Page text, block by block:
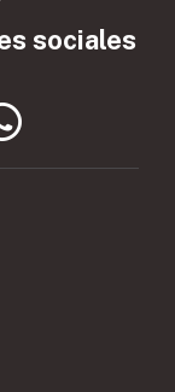
sociales